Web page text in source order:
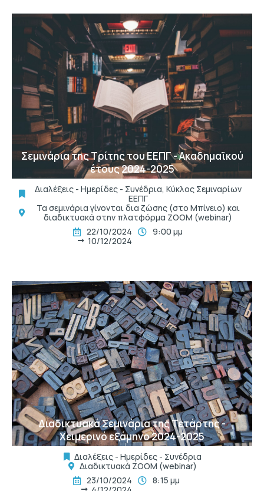
t
Σεμινάρια της Τρίτης του ΕΕΠΓ - Ακαδημαϊκού
έτους 2024-2025
Διαλέξεις - Ημερίδες - Συνέδρια, Κύκλος Σεμιναρίων
ΕΕΠΓ
Τα σεμινάρια γίνονται δια ζώσης (στο Μπίνειο) και
διαδικτυακά στην πλατφόρμα ZOOM (webinar)
22/10/2024
10/12/2024
9:00 μμ
t
Διαδικτυακά Σεμινάρια της Τετάρτης -
Χειμερινό εξάμηνο 2024-2025
Διαλέξεις - Ημερίδες - Συνέδρια
Διαδικτυακά ΖΟΟΜ (webinar)
23/10/2024
8:15 μμ